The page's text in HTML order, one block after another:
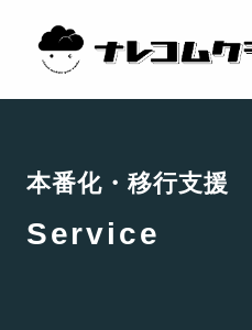
コ
本番化・移行支援
Service